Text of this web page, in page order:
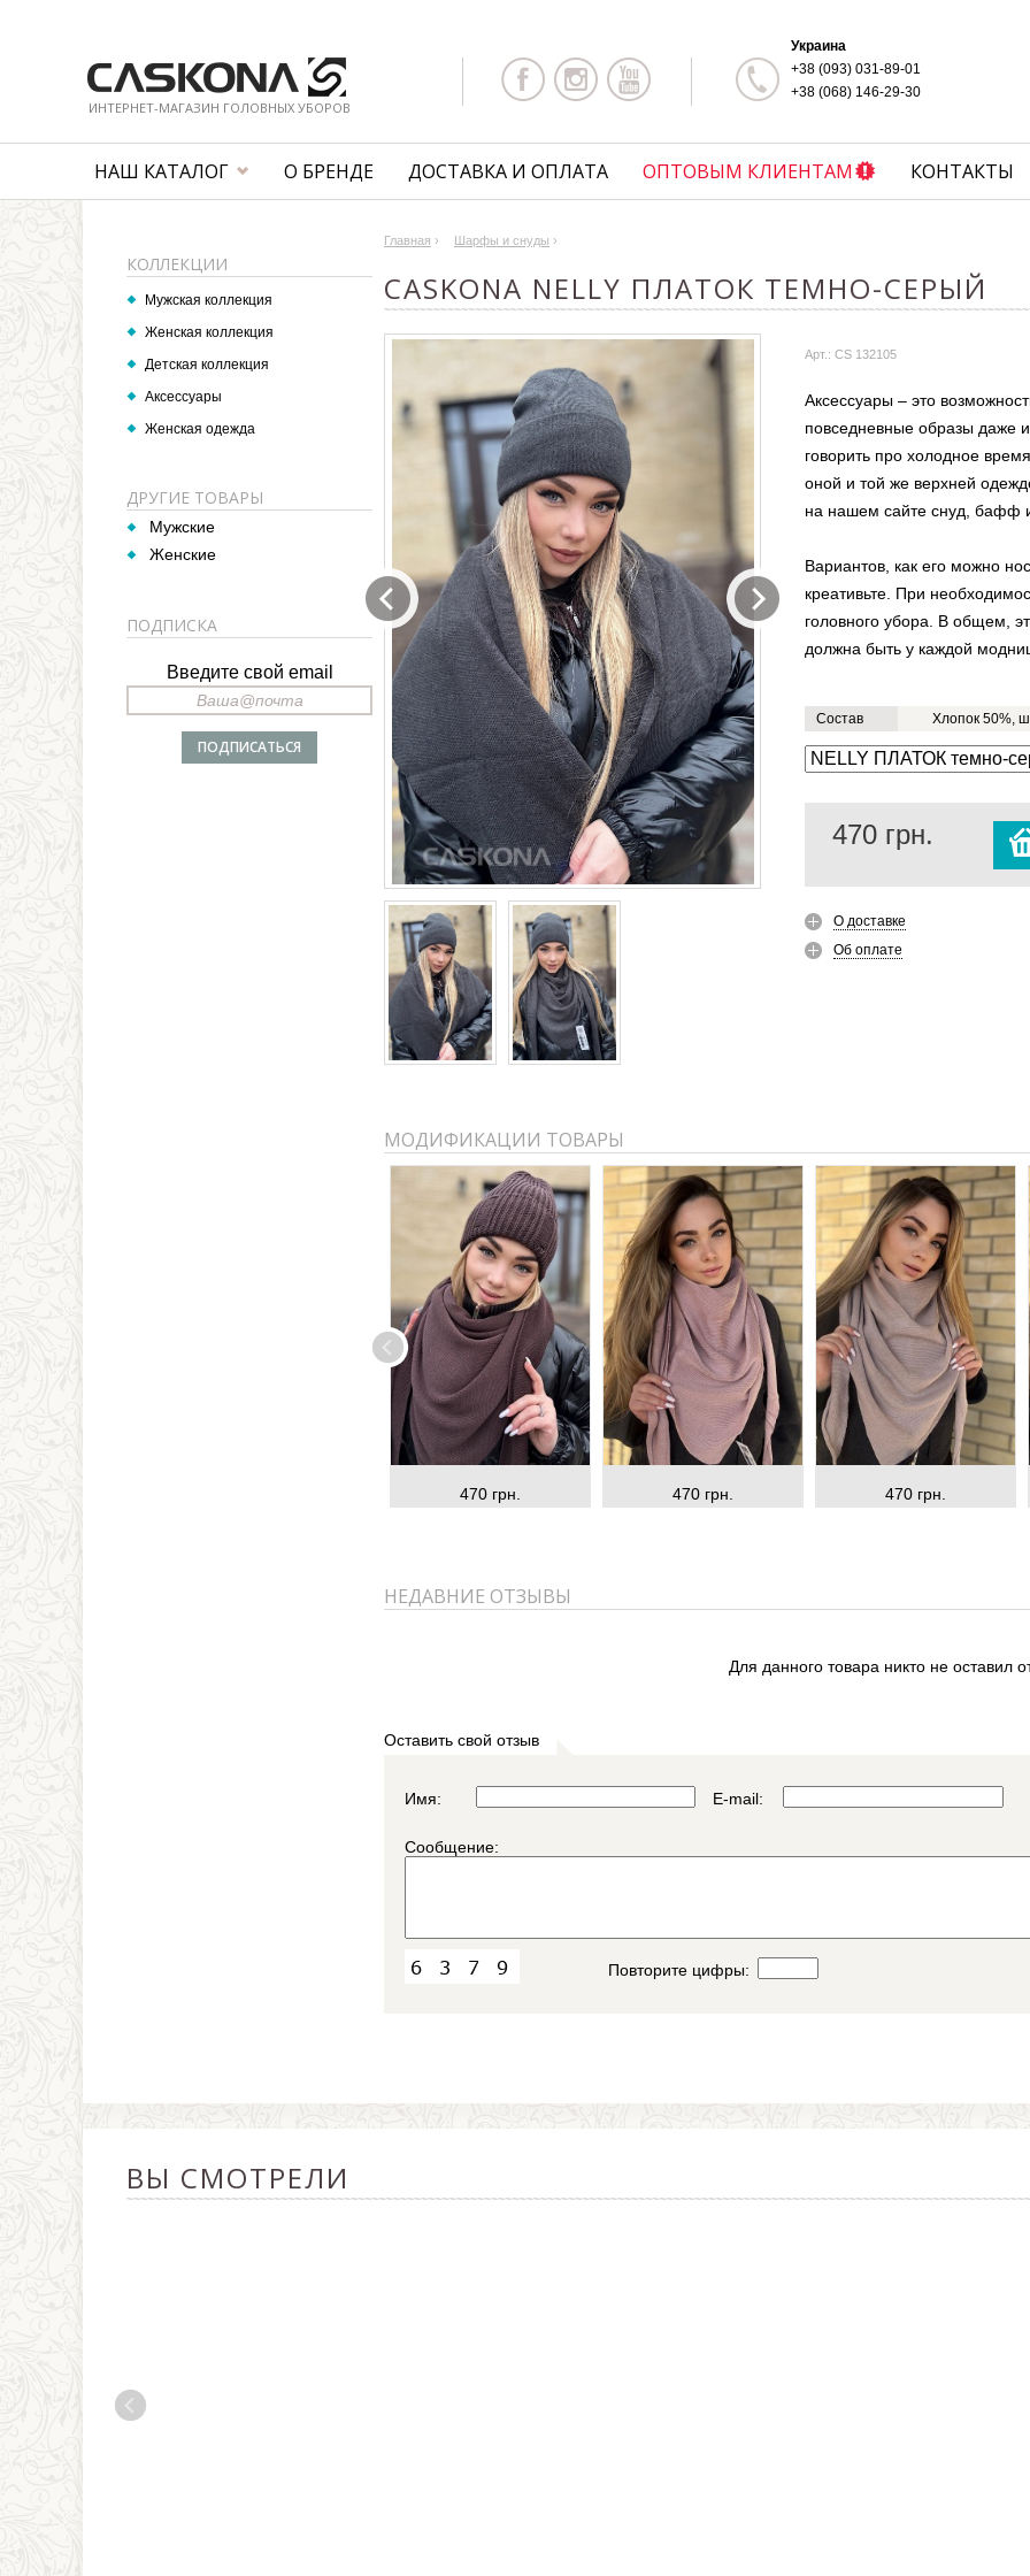
ИНТЕРНЕТ-МАГАЗИН ГОЛОВНЫХ УБОРОВ
Украина
+38 (093) 031-89-01
+38 (068) 146-29-30
НАШ КАТАЛОГ О БРЕНДЕ ДОСТАВКА И ОПЛАТА ОПТОВЫМ КЛИЕНТАМ КОНТАКТЫ
Главная › Шарфы и снуды ›
CASKONA NELLY ПЛАТОК ТЕМНО-СЕРЫЙ
Арт.: CS 132105
Аксессуары – это
повседневные образы даже
говорить про холодное
оной и той же верхней
на нашем сайте снуд, бафф
Вариантов, как его можно
креативьте. При
головного убора. В общем,
должна быть у каждой
Состав Хлопок 50%,
470 грн.
О доставке
Об оплате
МОДИФИКАЦИИ ТОВАРЫ
470 грн. 470 грн. 470 грн.
НЕДАВНИЕ ОТЗЫВЫ
Для данного товара никто не оставил
Оставить свой отзыв
Имя: E-mail:
Сообщение:
Повторите цифры:
КОЛЛЕКЦИИ
Мужская коллекция
Женская коллекция
Детская коллекция
Аксессуары
Женская одежда
ДРУГИЕ ТОВАРЫ
Мужские
Женские
ПОДПИСКА
Введите свой email
ВЫ СМОТРЕЛИ